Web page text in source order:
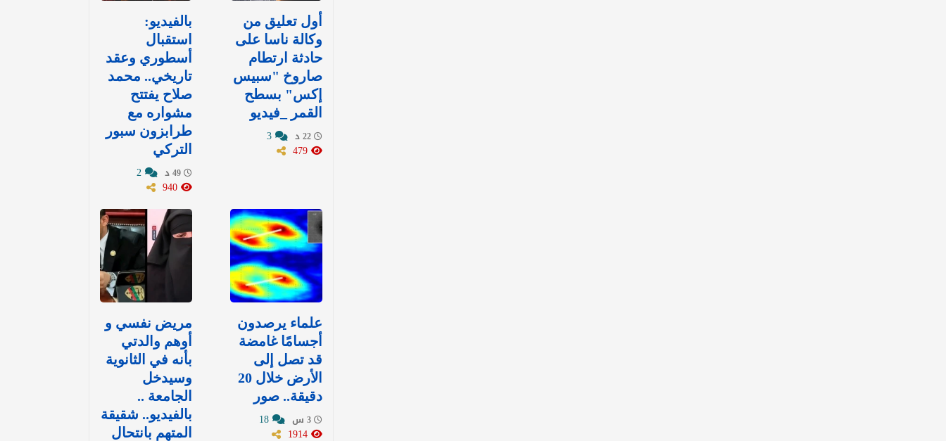
أول تعليق من
وكالة ناسا على
حادثة ارتطام
صاروخ "سبيس
إكس" بسطح
القمر _فيديو
بالفيديو:
استقبال
أسطوري وعقد
تاريخي.. محمد
صلاح يفتتح
مشواره مع
طرابزون سبور
التركي
علماء يرصدون
أجسامًا غامضة
قد تصل إلى
الأرض خلال 20
دقيقة.. صور
مريض نفسي و
أوهم والدتي
بأنه في الثانوية
وسيدخل
الجامعة ..
بالفيديو.. شقيقة
المتهم بانتحال